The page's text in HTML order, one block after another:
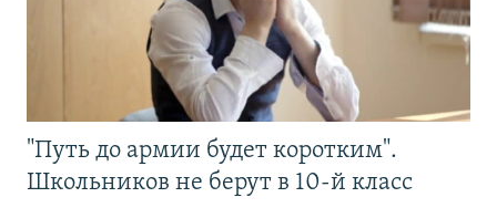
"Путь до армии будет коротким".
Школьников не берут в 10-й класс